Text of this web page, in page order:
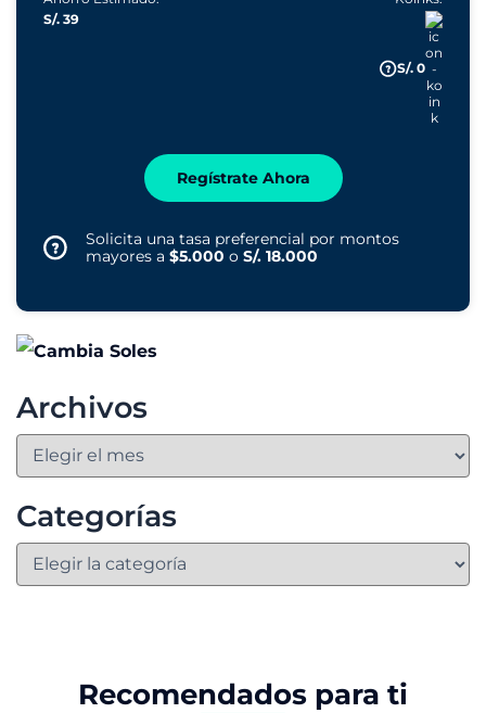
S/. 39
S/. 0
Regístrate Ahora
Solicita una tasa preferencial por montos
mayores a$5.000 oS/. 18.000
Archivos
Categorías
Recomendados para ti